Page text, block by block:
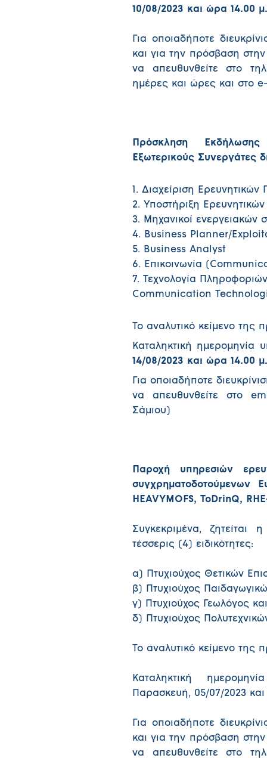
10/08/2023 και ώρα 14.00
Για οποιαδήποτε
και για την πρόσβαση
να απευθυνθείτε στο
ημέρες και ώρες και στο
Πρόσκληση Εκδήλωσης
Εξωτερικούς Συνεργάτες
1. Διαχείριση
2. Υποστήριξη
3. Μηχανικοί ενεργειακών
4. Business Planner/
5. Business Analyst
6. Επικοινωνία
7. Τεχνολογία
Communication
Το αναλυτικό κείμενο της
Καταληκτική
14/08/2023 και ώρα 14.00
Για οποιαδήποτε
να απευθυνθείτε στο
Σάμιου)
Παροχή υπηρεσιών
συγχρηματοδοτούμενων
HEAVYMOFS, ToDrinQ,
Συγκεκριμένα, ζητείται
τέσσερις (4) ειδικότητες:
α) Πτυχιούχος Θετικών
β) Πτυχιούχος
γ) Πτυχιούχος Γεωλόγος και
δ) Πτυχιούχος
Το αναλυτικό κείμενο της
Καταληκτική
Παρασκευή, 05/07/2023
Για οποιαδήποτε
και για την πρόσβαση
να απευθυνθείτε στο